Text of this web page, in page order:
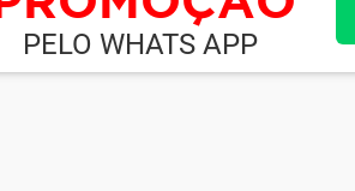
PELO WHATS APP